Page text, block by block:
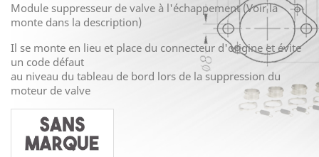
Module suppresseur de valve à l'échappement (Voir la
monte dans la description)
Il se monte en lieu et place du connecteur d'origine et évite
un code défaut
au niveau du tableau de bord lors de la suppression du
moteur de valve